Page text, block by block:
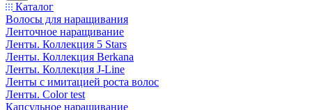
Каталог
Волосы для наращивания
Ленточное наращивание
Ленты. Коллекция 5 Stars
Ленты. Коллекция Berkana
Ленты. Коллекция J-Line
Ленты с имитацией роста волос
Ленты. Color test
Капсульное наращивание